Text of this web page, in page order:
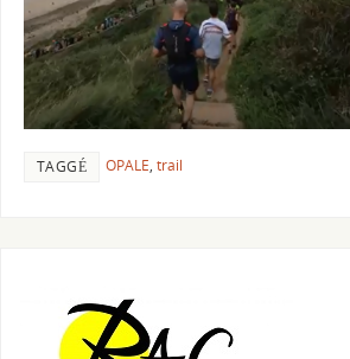
TAGGÉ OPALE,trail